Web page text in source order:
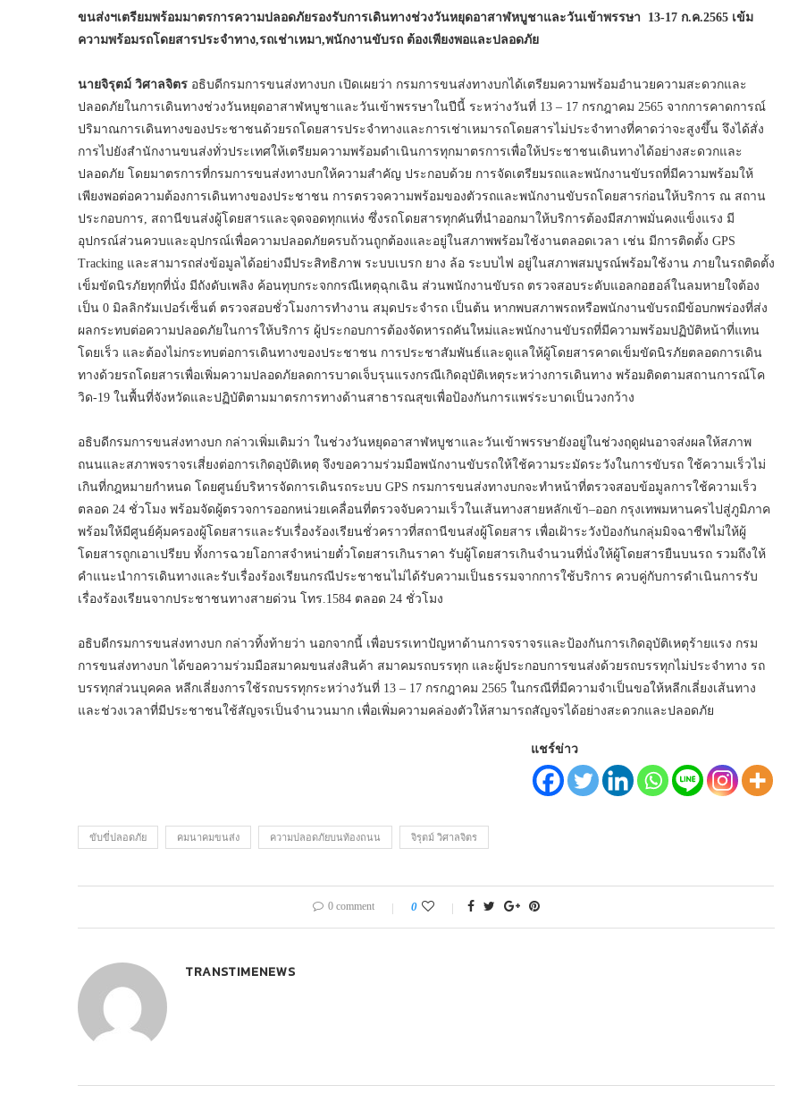
ขนส่งฯเตรียมพร้อมมาตรการความปลอดภัยรองรับการเดินทางช่วงวันหยุดอาสาฬหบูชาและวันเข้าพรรษา 13-17 ก.ค.2565 เข้ม
ความพร้อมรถโดยสารประจำทาง,รถเช่าเหมา,พนักงานขับรถ ต้องเพียงพอและปลอดภัย
นายจิรุตม์ วิศาลจิตร อธิบดีกรมการขนส่งทางบก เปิดเผยว่า กรมการขนส่งทางบกได้เตรียมความพร้อมอำนวยความสะดวกและ
ปลอดภัยในการเดินทางช่วงวันหยุดอาสาฬหบูชาและวันเข้าพรรษาในปีนี้ ระหว่างวันที่ 13 – 17 กรกฎาคม 2565 จากการคาดการณ์
ปริมาณการเดินทางของประชาชนด้วยรถโดยสารประจำทางและการเช่าเหมารถโดยสารไม่ประจำทางที่คาดว่าจะสูงขึ้น จึงได้สั่ง
การไปยังสำนักงานขนส่งทั่วประเทศให้เตรียมความพร้อมดำเนินการทุกมาตรการเพื่อให้ประชาชนเดินทางได้อย่างสะดวกและ
ปลอดภัย โดยมาตรการที่กรมการขนส่งทางบกให้ความสำคัญ ประกอบด้วย การจัดเตรียมรถและพนักงานขับรถที่มีความพร้อมให้
เพียงพอต่อความต้องการเดินทางของประชาชน การตรวจความพร้อมของตัวรถและพนักงานขับรถโดยสารก่อนให้บริการ ณ สถาน
ประกอบการ, สถานีขนส่งผู้โดยสารและจุดจอดทุกแห่ง ซึ่งรถโดยสารทุกคันที่นำออกมาให้บริการต้องมีสภาพมั่นคงแข็งแรง มี
อุปกรณ์ส่วนควบและอุปกรณ์เพื่อความปลอดภัยครบถ้วนถูกต้องและอยู่ในสภาพพร้อมใช้งานตลอดเวลา เช่น มีการติดตั้ง GPS
Tracking และสามารถส่งข้อมูลได้อย่างมีประสิทธิภาพ ระบบเบรก ยาง ล้อ ระบบไฟ อยู่ในสภาพสมบูรณ์พร้อมใช้งาน ภายในรถติดตั้ง
เข็มขัดนิรภัยทุกที่นั่ง มีถังดับเพลิง ค้อนทุบกระจกกรณีเหตุฉุกเฉิน ส่วนพนักงานขับรถ ตรวจสอบระดับแอลกอฮอล์ในลมหายใจต้อง
เป็น 0 มิลลิกรัมเปอร์เซ็นต์ ตรวจสอบชั่วโมงการทำงาน สมุดประจำรถ เป็นต้น หากพบสภาพรถหรือพนักงานขับรถมีข้อบกพร่องที่ส่ง
ผลกระทบต่อความปลอดภัยในการให้บริการ ผู้ประกอบการต้องจัดหารถคันใหม่และพนักงานขับรถที่มีความพร้อมปฏิบัติหน้าที่แทน
โดยเร็ว และต้องไม่กระทบต่อการเดินทางของประชาชน การประชาสัมพันธ์และดูแลให้ผู้โดยสารคาดเข็มขัดนิรภัยตลอดการเดิน
ทางด้วยรถโดยสารเพื่อเพิ่มความปลอดภัยลดการบาดเจ็บรุนแรงกรณีเกิดอุบัติเหตุระหว่างการเดินทาง พร้อมติดตามสถานการณ์โค
วิด-19 ในพื้นที่จังหวัดและปฏิบัติตามมาตรการทางด้านสาธารณสุขเพื่อป้องกันการแพร่ระบาดเป็นวงกว้าง
อธิบดีกรมการขนส่งทางบก กล่าวเพิ่มเติมว่า ในช่วงวันหยุดอาสาฬหบูชาและวันเข้าพรรษายังอยู่ในช่วงฤดูฝนอาจส่งผลให้สภาพ
ถนนและสภาพจราจรเสี่ยงต่อการเกิดอุบัติเหตุ จึงขอความร่วมมือพนักงานขับรถให้ใช้ความระมัดระวังในการขับรถ ใช้ความเร็วไม่
เกินที่กฎหมายกำหนด โดยศูนย์บริหารจัดการเดินรถระบบ GPS กรมการขนส่งทางบกจะทำหน้าที่ตรวจสอบข้อมูลการใช้ความเร็ว
ตลอด 24 ชั่วโมง พร้อมจัดผู้ตรวจการออกหน่วยเคลื่อนที่ตรวจจับความเร็วในเส้นทางสายหลักเข้า–ออก กรุงเทพมหานครไปสู่ภูมิภาค
พร้อมให้มีศูนย์คุ้มครองผู้โดยสารและรับเรื่องร้องเรียนชั่วคราวที่สถานีขนส่งผู้โดยสาร เพื่อเฝ้าระวังป้องกันกลุ่มมิจฉาชีพไม่ให้ผู้
โดยสารถูกเอาเปรียบ ทั้งการฉวยโอกาสจำหน่ายตั๋วโดยสารเกินราคา รับผู้โดยสารเกินจำนวนที่นั่งให้ผู้โดยสารยืนบนรถ รวมถึงให้
คำแนะนำการเดินทางและรับเรื่องร้องเรียนกรณีประชาชนไม่ได้รับความเป็นธรรมจากการใช้บริการ ควบคู่กับการดำเนินการรับ
เรื่องร้องเรียนจากประชาชนทางสายด่วน โทร.1584 ตลอด 24 ชั่วโมง
อธิบดีกรมการขนส่งทางบก กล่าวทิ้งท้ายว่า นอกจากนี้ เพื่อบรรเทาปัญหาด้านการจราจรและป้องกันการเกิดอุบัติเหตุร้ายแรง กรม
การขนส่งทางบก ได้ขอความร่วมมือสมาคมขนส่งสินค้า สมาคมรถบรรทุก และผู้ประกอบการขนส่งด้วยรถบรรทุกไม่ประจำทาง รถ
บรรทุกส่วนบุคคล หลีกเลี่ยงการใช้รถบรรทุกระหว่างวันที่ 13 – 17 กรกฎาคม 2565 ในกรณีที่มีความจำเป็นขอให้หลีกเลี่ยงเส้นทาง
และช่วงเวลาที่มีประชาชนใช้สัญจรเป็นจำนวนมาก เพื่อเพิ่มความคล่องตัวให้สามารถสัญจรได้อย่างสะดวกและปลอดภัย
แชร์ข่าว
ขับขี่ปลอดภัย คมนาคมขนส่ง ความปลอดภัยบนท้องถนน จิรุตม์ วิศาลจิตร
0 comment 0
TRANSTIMENEWS